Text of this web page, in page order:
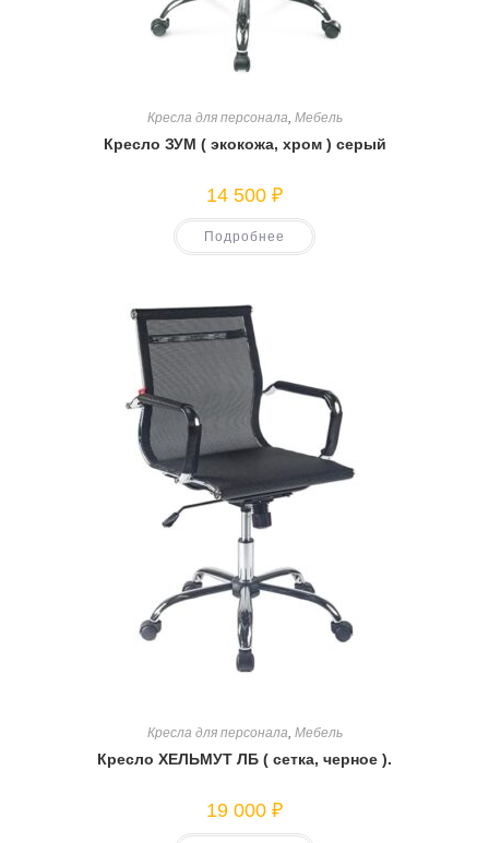
Кресла для персонала, Мебель
Кресло ЗУМ ( экокожа, хром ) серый
14 500 ₽
Подробнее
Кресла для персонала, Мебель
Кресло ХЕЛЬМУТ ЛБ ( сетка, черное ).
19 000 ₽